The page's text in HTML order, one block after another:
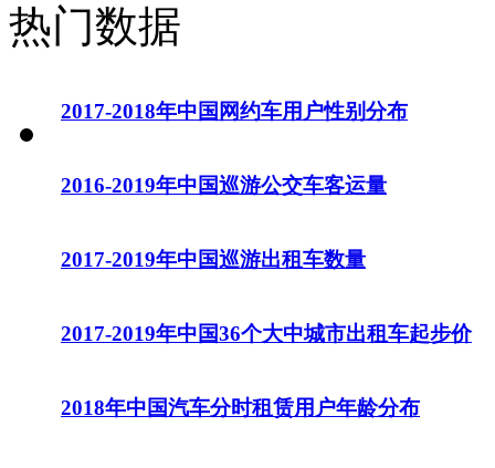
热门数据
2017-2018年中国网约车用户性别分布
2016-2019年中国巡游公交车客运量
2017-2019年中国巡游出租车数量
2017-2019年中国36个大中城市出租车起步价
2018年中国汽车分时租赁用户年龄分布